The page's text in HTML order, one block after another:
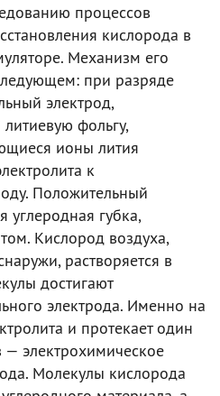
процессов
кислорода в
Механизм его
при разряде
электрод,
фольгу,
ионы лития
к
Положительный
углеродная губка,
Кислород воздуха,
растворяется в
достигают
электрода. Именно на
и протекает один
электрохимическое
Молекулы кислорода